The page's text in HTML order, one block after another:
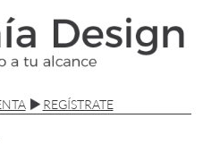
REGÍSTRATE